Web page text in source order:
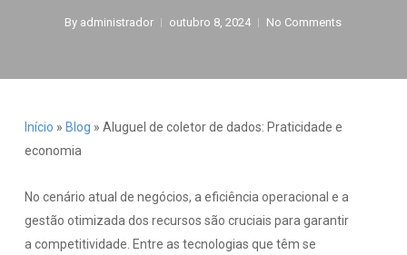
By administrador outubro 8, 2024 No Comments
Início » Blog » Aluguel de coletor de dados: Praticidade e
economia
No cenário atual de negócios, a eficiência operacional e a
gestão otimizada dos recursos são cruciais para garantir
a competitividade. Entre as tecnologias que têm se